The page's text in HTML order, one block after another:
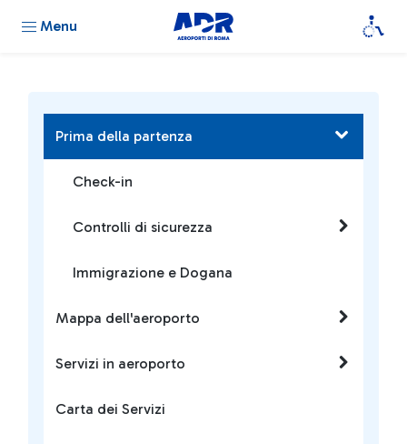
Menu
Prima della partenza
Check-in
Controlli di sicurezza
Immigrazione e Dogana
Mappa dell'aeroporto
Servizi in aeroporto
Carta dei Servizi